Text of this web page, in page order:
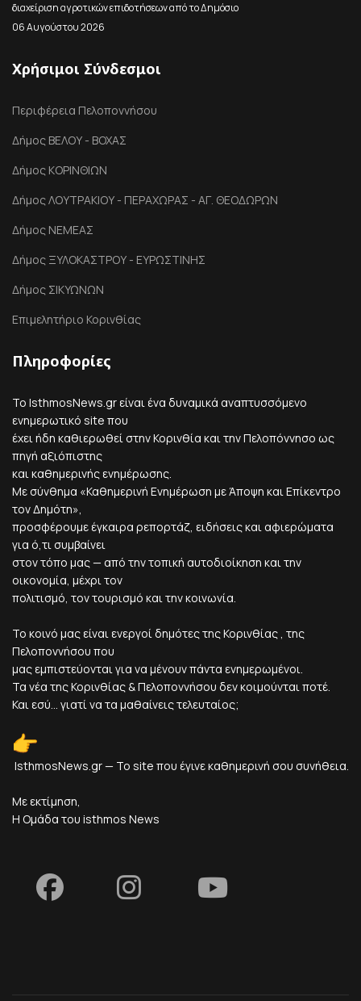
διαχείριση αγροτικών επιδοτήσεων από το Δημόσιο
06 Αυγούστου 2026
Χρήσιμοι Σύνδεσμοι
Περιφέρεια Πελοποννήσου
Δήμος ΒΕΛΟΥ - ΒΟΧΑΣ
Δήμος ΚΟΡΙΝΘΙΩΝ
Δήμος ΛΟΥΤΡΑΚΙΟΥ - ΠΕΡΑΧΩΡΑΣ - ΑΓ. ΘΕΟΔΩΡΩΝ
Δήμος ΝΕΜΕΑΣ
Δήμος ΞΥΛΟΚΑΣΤΡΟΥ - ΕΥΡΩΣΤΙΝΗΣ
Δήμος ΣΙΚΥΩΝΩΝ
Επιμελητήριο Κορινθίας
Πληροφορίες
Το IsthmosNews.gr είναι ένα δυναμικά αναπτυσσόμενο
ενημερωτικό site που
έχει ήδη καθιερωθεί στην Κορινθία και την Πελοπόννησο ως
πηγή αξιόπιστης
και καθημερινής ενημέρωσης.
Με σύνθημα «Καθημερινή Ενημέρωση με Άποψη και Επίκεντρο
τον Δημότη»,
προσφέρουμε έγκαιρα ρεπορτάζ, ειδήσεις και αφιερώματα
για ό,τι συμβαίνει
στον τόπο μας — από την τοπική αυτοδιοίκηση και την
οικονομία, μέχρι τον
πολιτισμό, τον τουρισμό και την κοινωνία.
Το κοινό μας είναι ενεργοί δημότες της Κορινθίας , της
Πελοποννήσου που
μας εμπιστεύονται για να μένουν πάντα ενημερωμένοι.
Τα νέα της Κορινθίας & Πελοποννήσου δεν κοιμούνται ποτέ.
Και εσύ... γιατί να τα μαθαίνεις τελευταίος;
IsthmosNews.gr — Το site που έγινε καθημερινή σου συνήθεια.
Με εκτίμηση,
Η Ομάδα του isthmos News